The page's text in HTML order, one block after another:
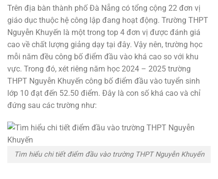
Trên địa bàn thành phố Đà Nẵng có tổng cộng 22 đơn vị
giáo dục thuộc hệ công lập đang hoạt động. Trường THPT
Nguyễn Khuyến là một trong top 4 đơn vị được đánh giá
cao về chất lượng giảng dạy tại đây. Vậy nên, trường học
mỗi năm đều công bố điểm đầu vào khá cao so với khu
vực. Trong đó, xét riêng năm học 2024 – 2025 trường
THPT Nguyễn Khuyến công bố điểm đầu vào tuyển sinh
lớp 10 đạt đến 52.50 điểm. Đây là con số khá cao và chỉ
đứng sau các trường như:
Tìm hiểu chi tiết điểm đầu vào trường THPT Nguyễn Khuyến